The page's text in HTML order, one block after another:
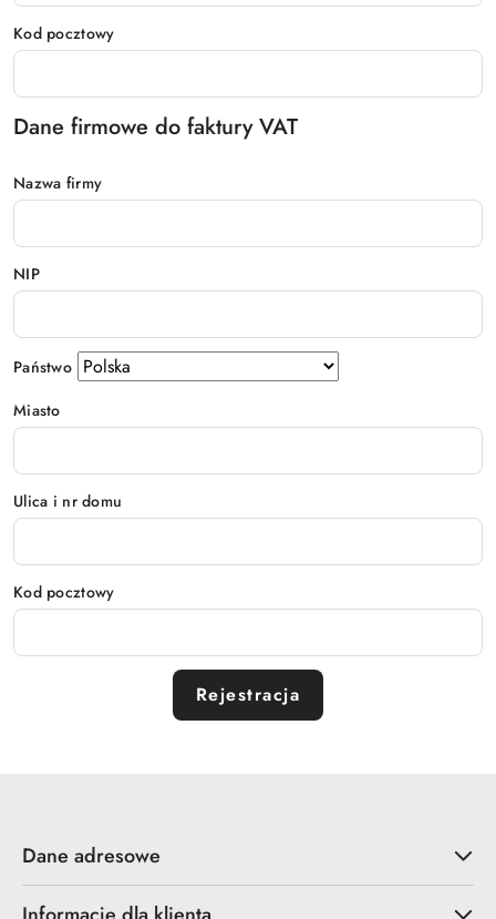
Kod pocztowy
Dane firmowe do faktury VAT
Nazwa firmy
NIP
Państwo
Miasto
Ulica i nr domu
Kod pocztowy
Rejestracja
Dane adresowe